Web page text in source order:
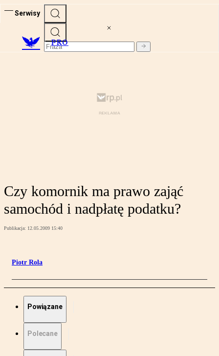
Serwisy
PRO
Czy komornik ma prawo zająć
samochód i nadpłatę podatku?
Publikacja: 12.05.2009 15:40
Piotr Rola
Powiązane
Polecane